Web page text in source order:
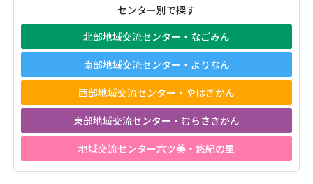
センター別で探す
北部地域交流センター・なごみん
南部地域交流センター・よりなん
西部地域交流センター・やはぎかん
東部地域交流センター・むらさきかん
地域交流センター六ツ美・悠紀の里